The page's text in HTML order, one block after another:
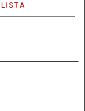
LISTA